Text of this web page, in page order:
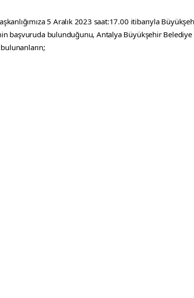
5 Aralık 2023 saat:17.00 itibarıyla
başvuruda bulunduğunu, Antalya Büyükşehir Belediye